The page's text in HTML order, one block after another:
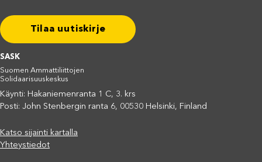
Tilaa uutiskirje
SASK
Suomen Ammattiliittojen
Solidaarisuuskeskus
Käynti: Hakaniemenranta 1 C, 3. krs
Posti: John Stenbergin ranta 6, 00530 Helsinki, Finland
Katso sijainti kartalla
Yhteystiedot